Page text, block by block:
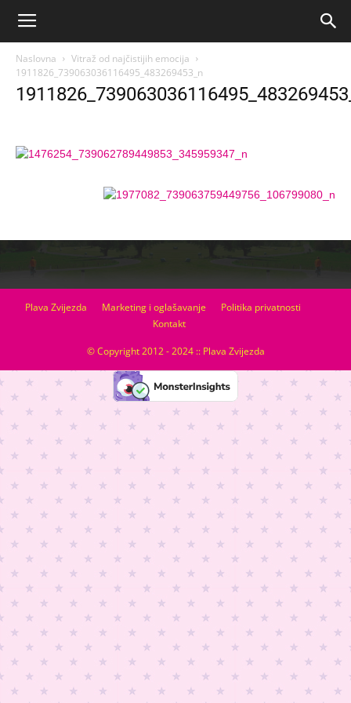
Naslovna
Vitraž od najčistijih emocija
1911826_739063036116495_483269453_n
Plava Zvijezda Marketing i oglašavanje
Politika privatnosti
Kontakt
© Copyright 2012 - 2024 :: Plava Zvijezda